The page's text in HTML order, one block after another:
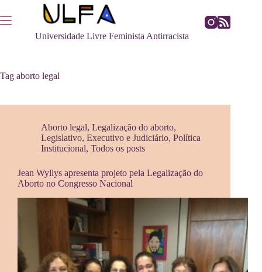
para
o
Universidade Livre Feminista Antirracista
Tag aborto legal
Aborto legal, Legalização do aborto,
Legislativo, Executivo e Judiciário, Política
Institucional, Todos os posts
Jean Wyllys apresenta projeto pela Legalização do
Aborto no Congresso Nacional